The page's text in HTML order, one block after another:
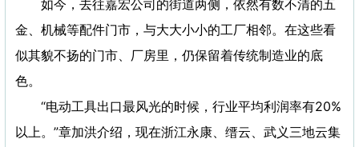
如今，去往嘉宏公司的街道两侧，依然有数不清的五
金、机械等配件门市，与大大小小的工厂相邻。在这些看
似其貌不扬的门市、厂房里，仍保留着传统制造业的底
色。
“电动工具出口最风光的时候，行业平均利润率有20%
以上。”章加洪介绍，现在浙江永康、缙云、武义三地云集